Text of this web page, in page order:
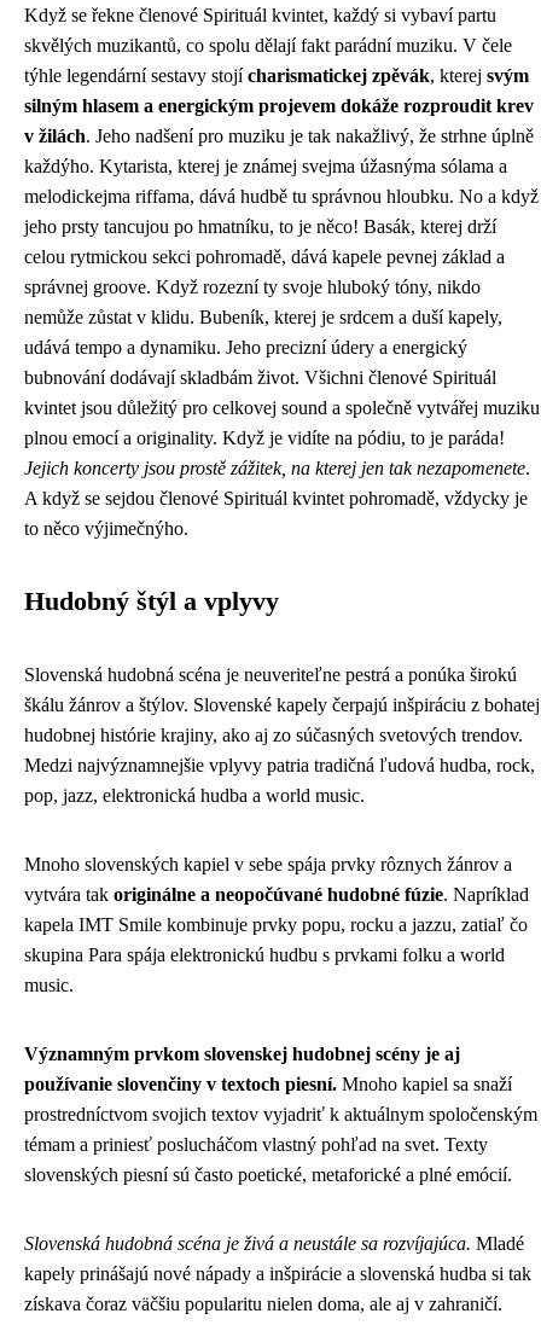
Když se řekne členové Spirituál kvintet, každý si vybaví partu
skvělých muzikantů, co spolu dělají fakt parádní muziku. V čele
týhle legendární sestavy stojícharismatickej zpěvák, kterej svým
silným hlasem a energickým projevem dokáže rozproudit krev
v žilách. Jeho nadšení pro muziku je tak nakažlivý, že strhne úplně
každýho. Kytarista, kterej je známej svejma úžasnýma sólama a
melodickejma riffama, dává hudbě tu správnou hloubku. No a když
jeho prsty tancujou po hmatníku, to je něco! Basák, kterej drží
celou rytmickou sekci pohromadě, dává kapele pevnej základ a
správnej groove. Když rozezní ty svoje hluboký tóny, nikdo
nemůže zůstat v klidu. Bubeník, kterej je srdcem a duší kapely,
udává tempo a dynamiku. Jeho precizní údery a energický
bubnování dodávají skladbám život. Všichni členové Spirituál
kvintet jsou důležitý pro celkovej sound a společně vytvářej muziku
plnou emocí a originality. Když je vidíte na pódiu, to je paráda!
Jejich koncerty jsou prostě zážitek, na kterej jen tak nezapomenete.
A když se sejdou členové Spirituál kvintet pohromadě, vždycky je
to něco výjimečnýho.
Hudobný štýl a vplyvy
Slovenská hudobná scéna je neuveriteľne pestrá a ponúka širokú
škálu žánrov a štýlov. Slovenské kapely čerpajú inšpiráciu z bohatej
hudobnej histórie krajiny, ako aj zo súčasných svetových trendov.
Medzi najvýznamnejšie vplyvy patria tradičná ľudová hudba, rock,
pop, jazz, elektronická hudba a world music.
Mnoho slovenských kapiel v sebe spája prvky rôznych žánrov a
vytvára tak originálne a neopočúvané hudobné fúzie. Napríklad
kapela IMT Smile kombinuje prvky popu, rocku a jazzu, zatiaľ čo
skupina Para spája elektronickú hudbu s prvkami folku a world
music.
Významným prvkom slovenskej hudobnej scény je aj
používanie slovenčiny v textoch piesní. Mnoho kapiel sa snaží
prostredníctvom svojich textov vyjadriť k aktuálnym spoločenským
témam a priniesť poslucháčom vlastný pohľad na svet. Texty
slovenských piesní sú často poetické, metaforické a plné emócií.
Slovenská hudobná scéna je živá a neustále sa rozvíjajúca. Mladé
kapely prinášajú nové nápady a inšpirácie a slovenská hudba si tak
získava čoraz väčšiu popularitu nielen doma, ale aj v zahraničí.